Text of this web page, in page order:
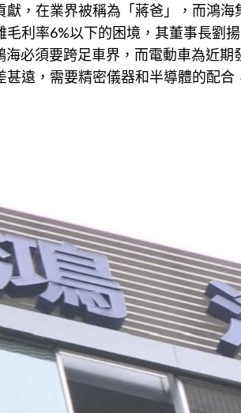
，在業界被稱為「蔣爸」，而鴻
利率6%以下的困境，其董事長劉
必須要跨足車界，而電動車為近期
遠，需要精密儀器和半導體的配